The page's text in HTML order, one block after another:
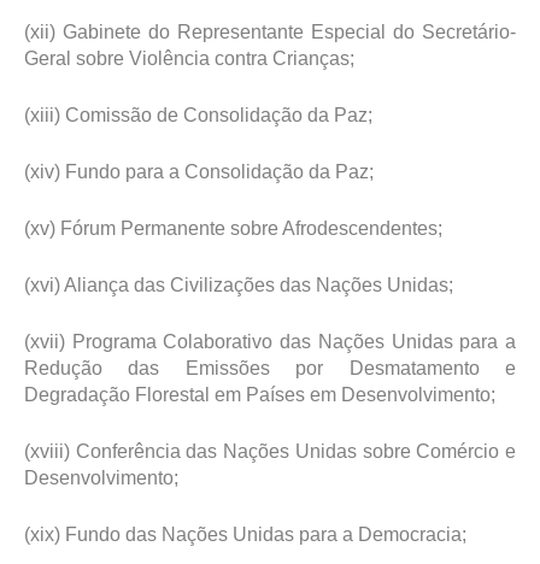
(xii) Gabinete do Representante Especial do Secretário-
Geral sobre Violência contra Crianças;
(xiii) Comissão de Consolidação da Paz;
(xiv) Fundo para a Consolidação da Paz;
(xv) Fórum Permanente sobre Afrodescendentes;
(xvi) Aliança das Civilizações das Nações Unidas;
(xvii) Programa Colaborativo das Nações Unidas para a
Redução das Emissões por Desmatamento e
Degradação Florestal em Países em Desenvolvimento;
(xviii) Conferência das Nações Unidas sobre Comércio e
Desenvolvimento;
(xix) Fundo das Nações Unidas para a Democracia;